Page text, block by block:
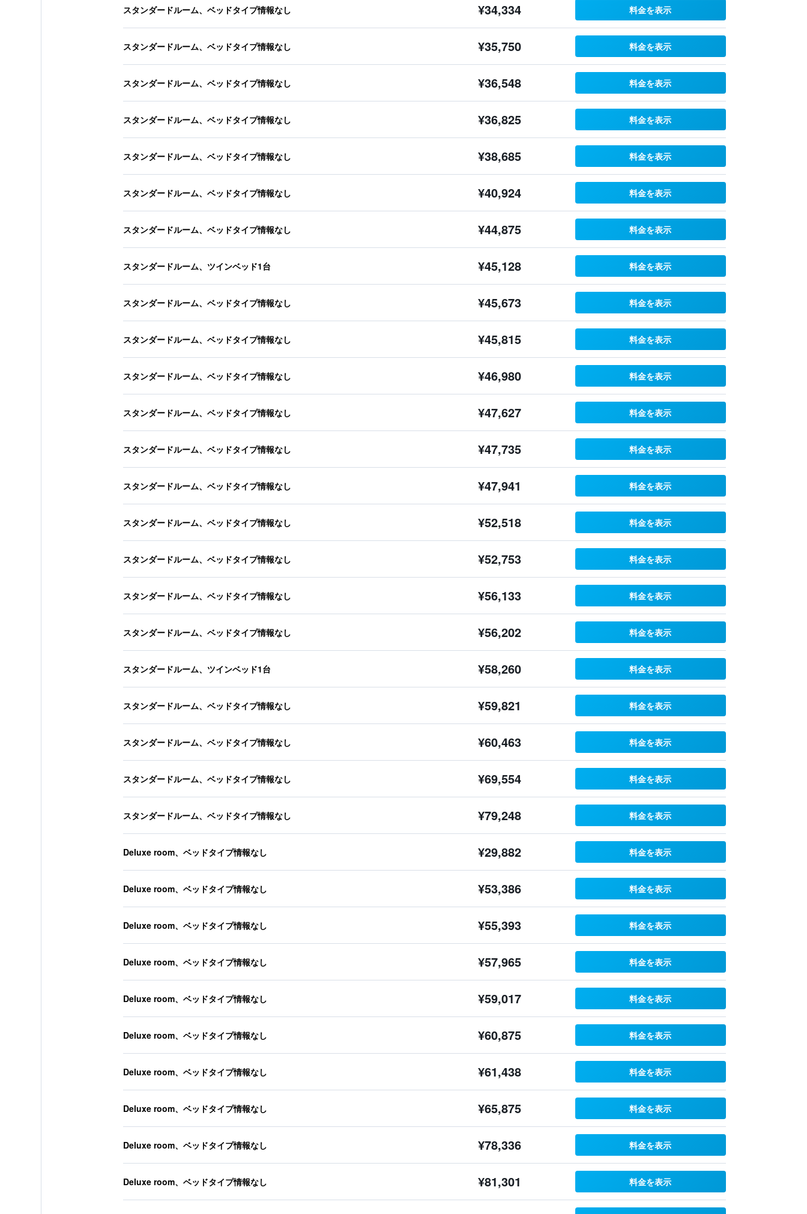
スタンダードルーム、ベッドタイプ情報なし ¥34,334 料金を表示
スタンダードルーム、ベッドタイプ情報なし ¥35,750 料金を表示
スタンダードルーム、ベッドタイプ情報なし ¥36,548 料金を表示
スタンダードルーム、ベッドタイプ情報なし ¥36,825 料金を表示
スタンダードルーム、ベッドタイプ情報なし ¥38,685 料金を表示
スタンダードルーム、ベッドタイプ情報なし ¥40,924 料金を表示
スタンダードルーム、ベッドタイプ情報なし ¥44,875 料金を表示
スタンダードルーム、ツインベッド1台 ¥45,128 料金を表示
スタンダードルーム、ベッドタイプ情報なし ¥45,673 料金を表示
スタンダードルーム、ベッドタイプ情報なし ¥45,815 料金を表示
スタンダードルーム、ベッドタイプ情報なし ¥46,980 料金を表示
スタンダードルーム、ベッドタイプ情報なし ¥47,627 料金を表示
スタンダードルーム、ベッドタイプ情報なし ¥47,735 料金を表示
スタンダードルーム、ベッドタイプ情報なし ¥47,941 料金を表示
スタンダードルーム、ベッドタイプ情報なし ¥52,518 料金を表示
スタンダードルーム、ベッドタイプ情報なし ¥52,753 料金を表示
スタンダードルーム、ベッドタイプ情報なし ¥56,133 料金を表示
スタンダードルーム、ベッドタイプ情報なし ¥56,202 料金を表示
スタンダードルーム、ツインベッド1台 ¥58,260 料金を表示
スタンダードルーム、ベッドタイプ情報なし ¥59,821 料金を表示
スタンダードルーム、ベッドタイプ情報なし ¥60,463 料金を表示
スタンダードルーム、ベッドタイプ情報なし ¥69,554 料金を表示
スタンダードルーム、ベッドタイプ情報なし ¥79,248 料金を表示
Deluxe room、ベッドタイプ情報なし ¥29,882 料金を表示
Deluxe room、ベッドタイプ情報なし ¥53,386 料金を表示
Deluxe room、ベッドタイプ情報なし ¥55,393 料金を表示
Deluxe room、ベッドタイプ情報なし ¥57,965 料金を表示
Deluxe room、ベッドタイプ情報なし ¥59,017 料金を表示
Deluxe room、ベッドタイプ情報なし ¥60,875 料金を表示
Deluxe room、ベッドタイプ情報なし ¥61,438 料金を表示
Deluxe room、ベッドタイプ情報なし ¥65,875 料金を表示
Deluxe room、ベッドタイプ情報なし ¥78,336 料金を表示
Deluxe room、ベッドタイプ情報なし ¥81,301 料金を表示